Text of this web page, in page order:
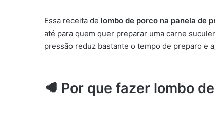
Essa receita de lombo de porco na panela de
até para quem quer preparar uma carne
pressão reduz bastante o tempo de preparo e
🥩 Por que fazer lombo